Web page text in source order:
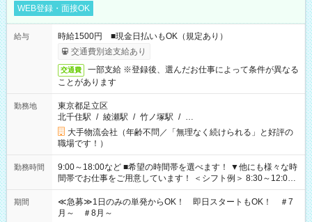
WEB登録・面接OK
給与
時給1500円 ■現金日払いもOK（規定あり）
交通費別途支給あり
交通費
一部支給 ※登録後、選んだお仕事によって条件が異なる
ことがあります
勤務地
東京都足立区
北千住駅 / 綾瀬駅 / 竹ノ塚駅 / …
大手物流会社（年齢不問／「無理なく続けられる」と好評の
職場です！）
勤務時間
9:00～18:00など ■希望の時間帯を選べます！ ▼他にも様々な時
間帯でお仕事をご用意しています！ ＜シフト例＞ 8:30～12:00
17:00～22:00 13:00～22:00 22:00～翌6:00 など
期間
≪急募≫1日のみの単発からOK！ 即日スタートもOK！ ＃7
月～ ＃8月～